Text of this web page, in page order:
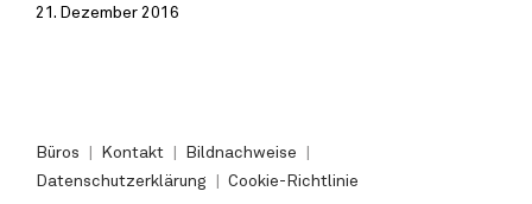
21. Dezember 2016
Büros Kontakt
Bildnachweise
Datenschutzerklärung
Cookie-Richtlinie